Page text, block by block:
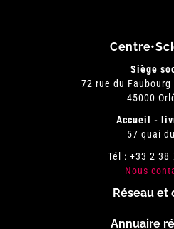
Siège
72 rue du Faubourg
45000
Accueil -
57 quai
Tél : +33 2 38
Nous
Réseau et
Annuaire